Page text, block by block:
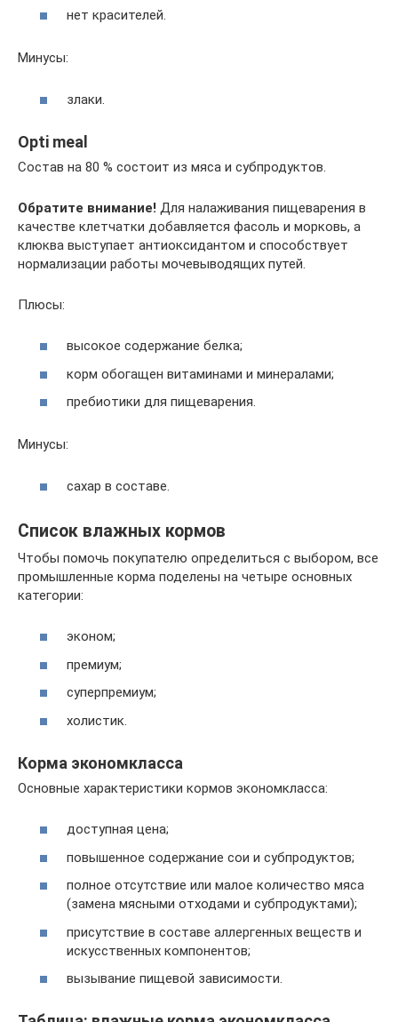
нет красителей.
Минусы:
злаки.
Opti meal
Состав на 80 % состоит из мяса и субпродуктов.
Обратите внимание! Для налаживания пищеварения в
качестве клетчатки добавляется фасоль и морковь, а
клюква выступает антиоксидантом и способствует
нормализации работы мочевыводящих путей.
Плюсы:
высокое содержание белка;
корм обогащен витаминами и минералами;
пребиотики для пищеварения.
Минусы:
сахар в составе.
Список влажных кормов
Чтобы помочь покупателю определиться с выбором, все
промышленные корма поделены на четыре основных
категории:
эконом;
премиум;
суперпремиум;
холистик.
Корма экономкласса
Основные характеристики кормов экономкласса:
доступная цена;
повышенное содержание сои и субпродуктов;
полное отсутствие или малое количество мяса
(замена мясными отходами и субпродуктами);
присутствие в составе аллергенных веществ и
искусственных компонентов;
вызывание пищевой зависимости.